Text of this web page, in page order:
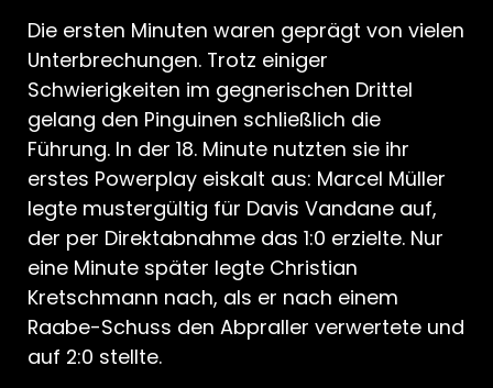
Die ersten Minuten waren geprägt von vielen
Unterbrechungen. Trotz einiger
Schwierigkeiten im gegnerischen Drittel
gelang den Pinguinen schließlich die
Führung. In der 18. Minute nutzten sie ihr
erstes Powerplay eiskalt aus: Marcel Müller
legte mustergültig für Davis Vandane auf,
der per Direktabnahme das 1:0 erzielte. Nur
eine Minute später legte Christian
Kretschmann nach, als er nach einem
Raabe-Schuss den Abpraller verwertete und
auf 2:0 stellte.